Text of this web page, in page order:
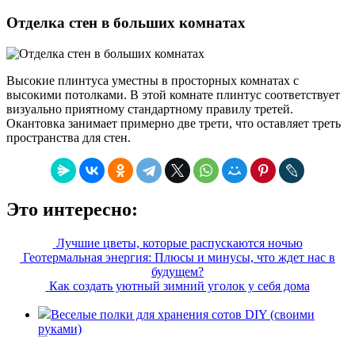
Отделка стен в больших комнатах
Высокие плинтуса уместны в просторных комнатах с
высокими потолками. В этой комнате плинтус соответствует
визуально приятному стандартному правилу третей.
Окантовка занимает примерно две трети, что оставляет треть
пространства для стен.
Это интересно:
Лучшие цветы, которые распускаются ночью
Геотермальная энергия: Плюсы и минусы, что ждет нас в
будущем?
Как создать уютный зимний уголок у себя дома
Веселые полки для хранения сотов DIY (своими
руками)